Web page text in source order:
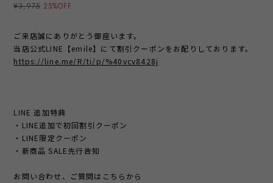
¥3,975 25%OFF
ご来店誠にありがとう御座います。
当店公式LINE【emile】にて割引クーポンをお配りしております。
https://line.me/R/ti/p/%40vcv8428j
LINE 追加特典
・LINE追加で初回割引クーポン
・LINE限定クーポン
・新商品 SALE先行告知
お問い合わせ、ご質問はこちらから